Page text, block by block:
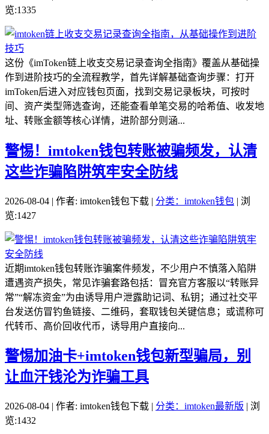
览:1335
这份《imToken链上收支交易记录查询全指南》覆盖从基础操
作到进阶技巧的全流程教学，首先详解基础查询步骤：打开
imToken后进入对应钱包页面，找到交易记录板块，可按时
间、资产类型筛选查询，还能查看单笔交易的哈希值、收发地
址、转账金额等核心详情，进阶部分则涵...
警惕！imtoken钱包转账被骗频发，认清
这些诈骗陷阱筑牢安全防线
2026-08-04 | 作者: imtoken钱包下载 | 分类：imtoken钱包 | 浏
览:1427
近期imtoken钱包转账诈骗案件频发，不少用户不慎落入陷阱
遭遇资产损失，常见诈骗套路包括：冒充官方客服以“转账异
常”“解冻资金”为由诱导用户泄露助记词、私钥；通过社交平
台发送仿冒钓鱼链接、二维码，套取钱包关键信息；或谎称可
代转币、高价回收代币，诱导用户直接向...
警惕加油卡+imtoken钱包新型骗局，别
让血汗钱沦为诈骗工具
2026-08-04 | 作者: imtoken钱包下载 | 分类：imtoken最新版 | 浏
览:1432